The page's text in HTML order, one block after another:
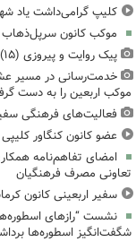
کلیپ گرامی‌داشت یاد
موکب کانون سرپل‌ذهاب
پیک روایت و پیروزی (۱۵)، میدان‌داری نوجوانان
خدمت‌رسانی در مسیر
موکب اربعین را به دست
فعالیت‌های فرهنگی
عضو کانون کنگاور
امضای تفاهم‌نامه
تعاونی مصرف فرهنگیان
سفیر اربعینی کانون
نشست “رازهای
شگفت‌انگیز اسطوره‌ها